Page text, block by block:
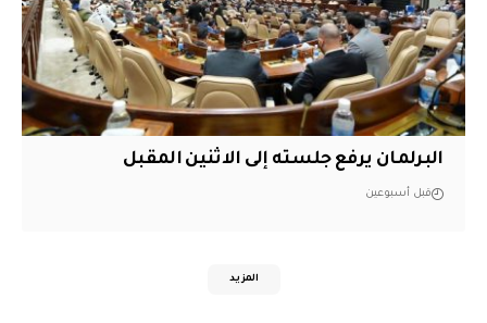
البرلمان يرفع جلسته إلى الاثنين المقبل
قبل أسبوعين
المزيد